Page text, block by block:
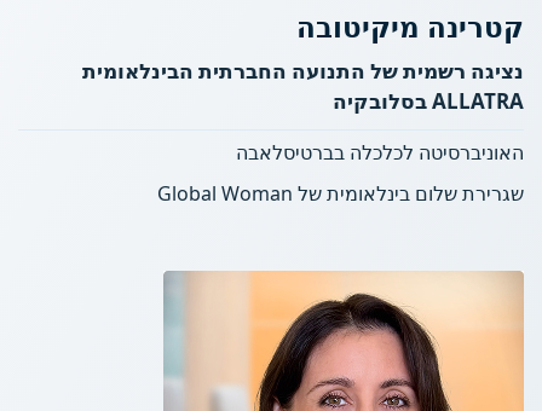
קטרינה מיקיטובה
נציגה רשמית של התנועה החברתית הבינלאומית
ALLATRA בסלובקיה
האוניברסיטה לכלכלה בברטיסלאבה
שגרירת שלום בינלאומית של Global Woman